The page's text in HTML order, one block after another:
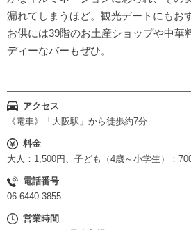
漏れてしまうほど。観光デートにもお
お供には39階のお土産ショップや中華
ディーなバーもぜひ。
アクセス
《電車》「大阪駅」から徒歩約7分
料金
大人：1,500円、子ども（4歳～小学生）：
電話番号
06-6440-3855
営業時間